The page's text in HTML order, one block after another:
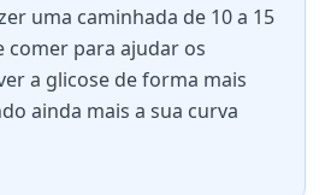
uma caminhada de 10 a 15
comer para ajudar os
a glicose de forma mais
ainda mais a sua curva